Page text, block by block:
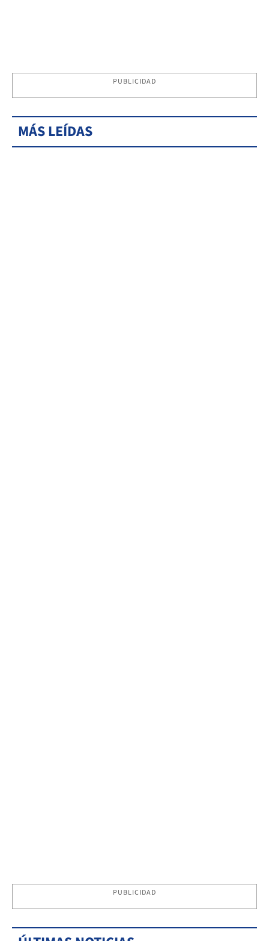
PUBLICIDAD
MÁS LEÍDAS
PUBLICIDAD